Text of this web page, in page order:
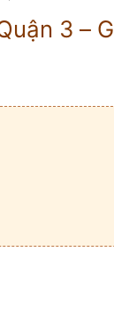
3 –